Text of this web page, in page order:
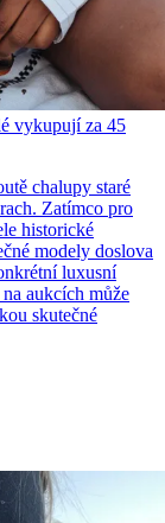
vykupují za 45
chalupy staré
Zatímco pro
historické
modely doslova
luxusní
aukcích může
skutečné